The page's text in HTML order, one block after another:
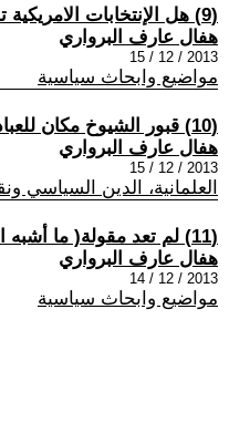
(9) هل الإنتخابات الامريكية تمرر عبر صناديق الإنتخابات أم عبر صناديق أموال الشركات العابرة للقارات ,,,,,,!!
هفال عارف البرواري
2013 / 12 / 15
مواضيع وابحاث سياسية
(10) قبور الشيوخ مكان للعبادة ولقبول الدعوات والشفاء العاجل من كل شيء ,, معضلة الى متى سننتهي منها ؟؟؟
هفال عارف البرواري
2013 / 12 / 15
العلمانية، الدين السياسي
(11) لم تعد مقولة( ما أشبه اليوم بالبارحة ) متماشية مع السياسة الحالية ...!!
هفال عارف البرواري
2013 / 12 / 14
مواضيع وابحاث سياسية